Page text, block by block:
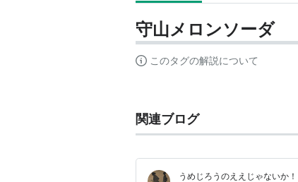
守山メロンソーダ
このタグの解説について
関連ブログ
うめじろうのええじゃないか！